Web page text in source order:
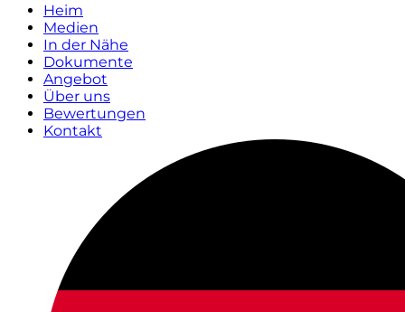
Heim
Medien
In der Nähe
Dokumente
Angebot
Über uns
Bewertungen
Kontakt